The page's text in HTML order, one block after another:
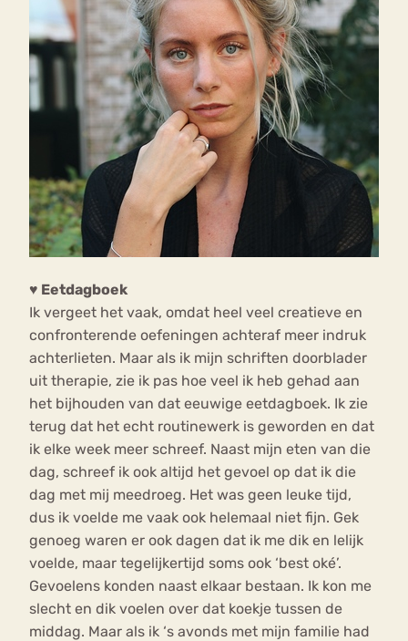
♥ Eetdagboek
Ik vergeet het vaak, omdat heel veel creatieve en
confronterende oefeningen achteraf meer indruk
achterlieten. Maar als ik mijn schriften doorblader
uit therapie, zie ik pas hoe veel ik heb gehad aan
het bijhouden van dat eeuwige eetdagboek. Ik zie
terug dat het echt routinewerk is geworden en dat
ik elke week meer schreef. Naast mijn eten van die
dag, schreef ik ook altijd het gevoel op dat ik die
dag met mij meedroeg. Het was geen leuke tijd,
dus ik voelde me vaak ook helemaal niet fijn. Gek
genoeg waren er ook dagen dat ik me dik en lelijk
voelde, maar tegelijkertijd soms ook ‘best oké’.
Gevoelens konden naast elkaar bestaan. Ik kon me
slecht en dik voelen over dat koekje tussen de
middag. Maar als ik ‘s avonds met mijn familie had